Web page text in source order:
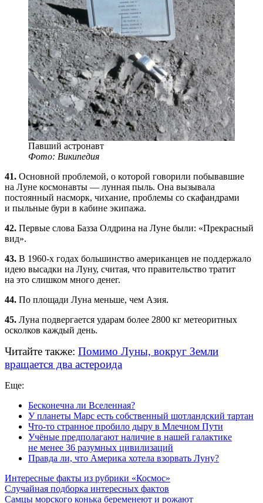
Павший астронавт
Фото: Википедия
41. Основной проблемой, о которой говорили побывавшие
на Луне космонавты — лунная пыль. Она вызывала
постоянный насморк, чихание, проблемы со скафандрами
и пыльные бури в кабине экипажа.
42. Первые слова Базза Олдрина на Луне были: «Прекрасный
вид».
43. В 1960-х годах большинство американцев не поддержало
идею высадки на Луну, считая, что правительство тратит
на это слишком много денег.
44. По площади Луна меньше, чем Азия.
45. Луна подвергается ударам более 2800 кг метеоритных
осколков каждый день.
Читайте также: Помимо Луны, вокруг Земли
вращается два астероида
Еще:
Бесконечна ли Вселенная?
У планеты Марс есть собственный шотландский тартан
Что-то странное пробило дыру в Млечном Пути
Учёные предполагают наличие в нашей галактике
не менее 36 разумных цивилизаций
Правда ли, что Америка хотела взорвать Луну?
Интересные факты из рубрики «Космос»
Случайная подборка интересных фактов
Самцы морского конька беременеют и рожают